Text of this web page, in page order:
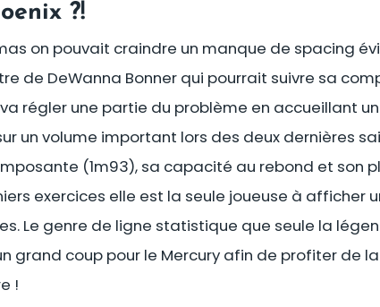
?!
on pouvait craindre un manque de spacing
de DeWanna Bonner qui pourrait suivre sa
régler une partie du problème en accueillant
un volume important lors des deux dernières
(1m93), sa capacité au rebond et son
exercices elle est la seule joueuse à afficher
Le genre de ligne statistique que seule la
grand coup pour le Mercury afin de profiter de
!